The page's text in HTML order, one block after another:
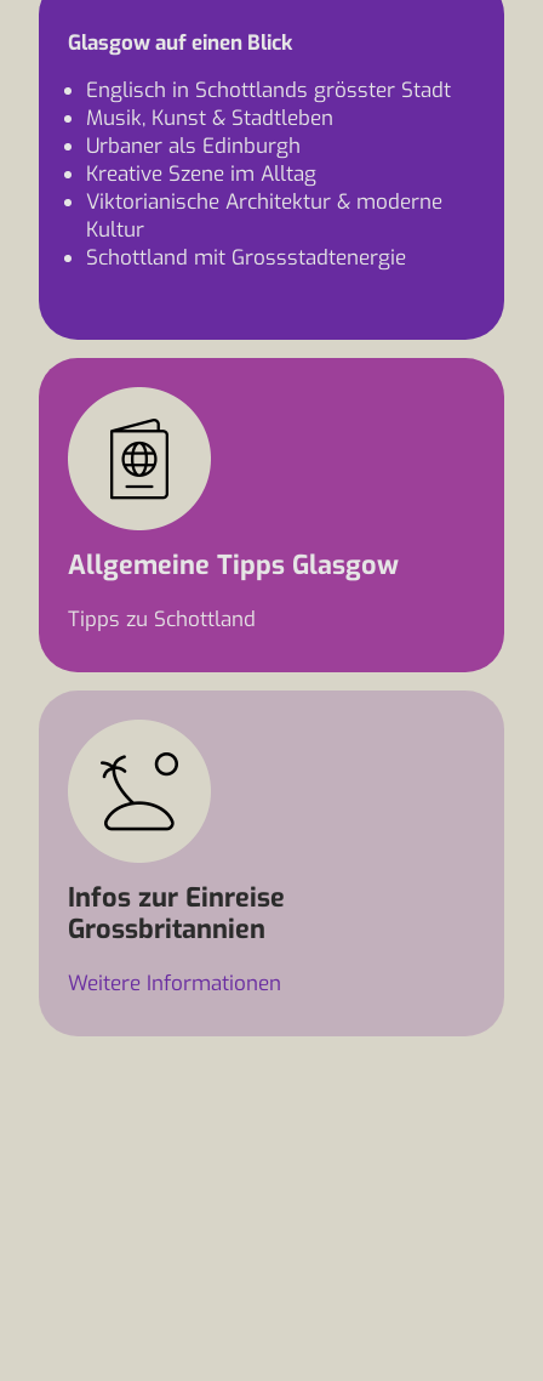
Glasgow auf einen Blick
Englisch in Schottlands grösster Stadt
Musik, Kunst & Stadtleben
Urbaner als Edinburgh
Kreative Szene im Alltag
Viktorianische Architektur & moderne
Kultur
Schottland mit Grossstadtenergie
Allgemeine Tipps Glasgow
Tipps zu Schottland
Infos zur Einreise
Grossbritannien
Weitere Informationen